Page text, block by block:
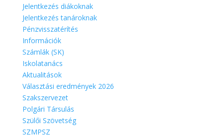
Jelentkezés diákoknak
Jelentkezés tanároknak
Pénzvisszatérítés
Információk
Számlák (SK)
Iskolatanács
Aktualitások
Választási eredmények 2026
Szakszervezet
Polgári Társulás
Szülői Szövetség
SZMPSZ